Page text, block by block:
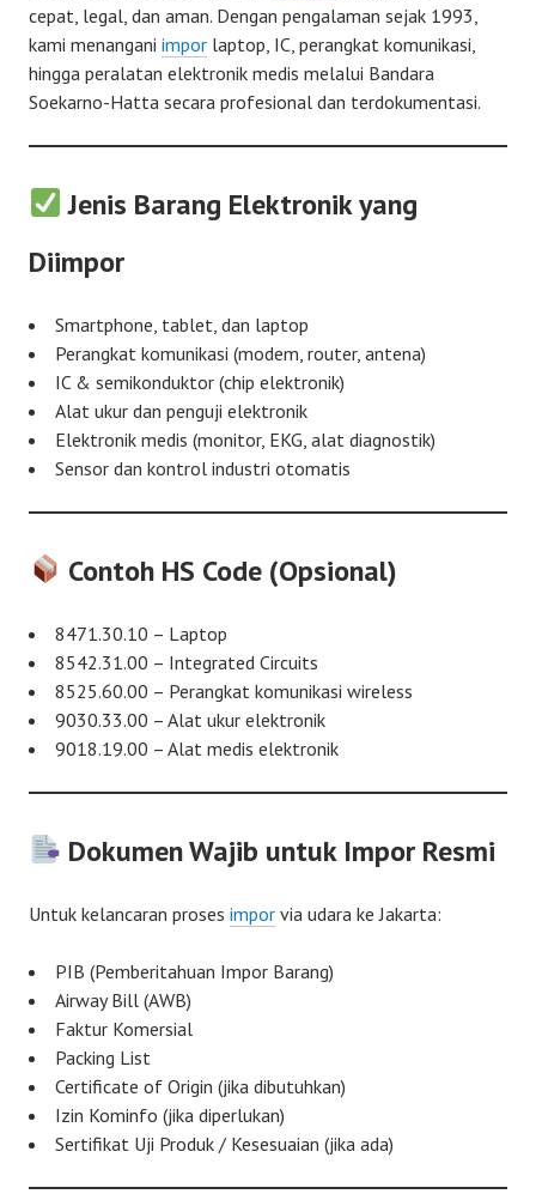
cepat, legal, dan aman. Dengan pengalaman sejak 1993,
kami menangani impor laptop, IC, perangkat komunikasi,
hingga peralatan elektronik medis melalui Bandara
Soekarno-Hatta secara profesional dan terdokumentasi.
Jenis Barang Elektronik yang
Diimpor
Smartphone, tablet, dan laptop
Perangkat komunikasi (modem, router, antena)
IC & semikonduktor (chip elektronik)
Alat ukur dan penguji elektronik
Elektronik medis (monitor, EKG, alat diagnostik)
Sensor dan kontrol industri otomatis
Contoh HS Code (Opsional)
8471.30.10 – Laptop
8542.31.00 – Integrated Circuits
8525.60.00 – Perangkat komunikasi wireless
9030.33.00 – Alat ukur elektronik
9018.19.00 – Alat medis elektronik
Dokumen Wajib untuk Impor Resmi
Untuk kelancaran proses impor via udara ke Jakarta:
PIB (Pemberitahuan Impor Barang)
Airway Bill (AWB)
Faktur Komersial
Packing List
Certificate of Origin (jika dibutuhkan)
Izin Kominfo (jika diperlukan)
Sertifikat Uji Produk / Kesesuaian (jika ada)